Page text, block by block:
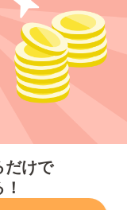
だけで